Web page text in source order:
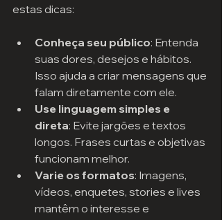
estas dicas:
Conheça seu público: Entenda
suas dores, desejos e hábitos.
Isso ajuda a criar mensagens que
falam diretamente com ele.
Use linguagem simples e
direta: Evite jargões e textos
longos. Frases curtas e objetivas
funcionam melhor.
Varie os formatos: Imagens,
vídeos, enquetes, stories e lives
mantêm o interesse e